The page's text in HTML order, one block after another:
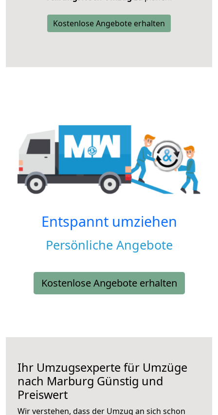
Kostenlose Angebote erhalten
Entspannt umziehen
Persönliche Angebote
Kostenlose Angebote erhalten
Ihr Umzugsexperte für Umzüge
nach Marburg Günstig und
Preiswert
Wir verstehen, dass der Umzug an sich schon